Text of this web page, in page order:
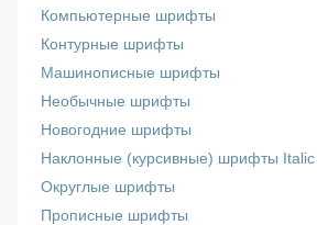
Компьютерные шрифты
Контурные шрифты
Машинописные шрифты
Необычные шрифты
Новогодние шрифты
Наклонные (курсивные) шрифты Italic
Округлые шрифты
Прописные шрифты